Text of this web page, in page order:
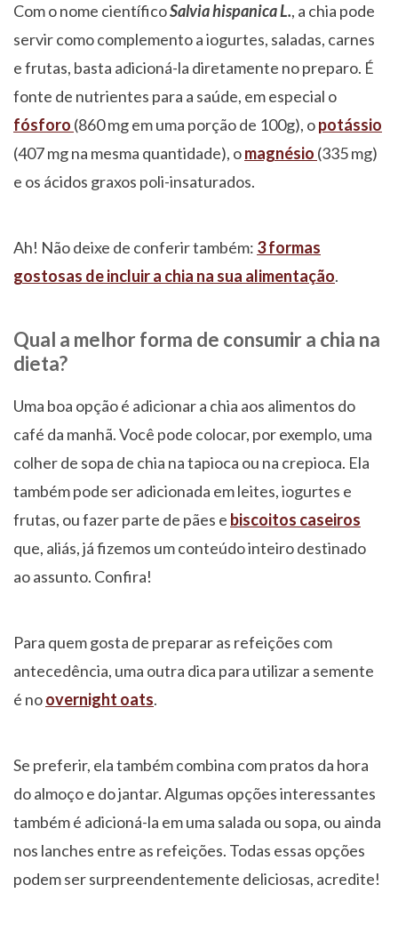
Com o nome científicoSalvia hispanica L., a chia pode
servir como complemento a iogurtes, saladas, carnes
e frutas, basta adicioná-la diretamente no preparo. É
fonte de nutrientes para a saúde, em especial o
fósforo (860 mg em uma porção de 100g), opotássio
(407 mg na mesma quantidade), omagnésio (335 mg)
e os ácidos graxos poli-insaturados.
Ah! Não deixe de conferir também: 3 formas
gostosas de incluir a chia na sua alimentação.
Qual a melhor forma de consumir a chia na
dieta?
Uma boa opção é adicionar a chia aos alimentos do
café da manhã. Você pode colocar, por exemplo, uma
colher de sopa de chia na tapioca ou na crepioca. Ela
também pode ser adicionada em leites, iogurtes e
frutas, ou fazer parte de pães e biscoitos caseiros
que, aliás, já fizemos um conteúdo inteiro destinado
ao assunto. Confira!
Para quem gosta de preparar as refeições com
antecedência, uma outra dica para utilizar a semente
é noovernight oats.
Se preferir, ela também combina com pratos da hora
do almoço e do jantar. Algumas opções interessantes
também é adicioná-la em uma salada ou sopa, ou ainda
nos lanches entre as refeições. Todas essas opções
podem ser surpreendentemente deliciosas, acredite!